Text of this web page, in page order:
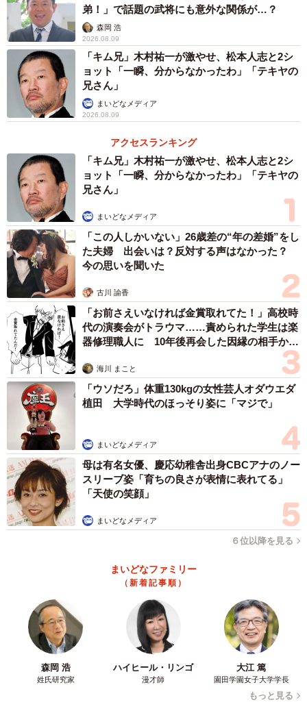
弟！」で話題の武将にも意外な関係が…？
森岡 浩
2026.08.09
「キム兄」木村祐一が激やせ、松本人志と2シ
ョット「一瞬、分からなかったわ」「テキヤの
兄さん」
まいどなメディア
2026.08.09
アクセスランキング
「キム兄」木村祐一が激やせ、松本人志と2シ
ョット「一瞬、分からなかったわ」「テキヤの
兄さん」
まいどなメディア
「この人しかいない」26歳差の“年の差婚”をし
た夫婦 出会いは？反対する声はなかった？
今の思いを聞いた
古川 諭香
「お前さえいなければ金賞取れてた！」高校時
代の演奏会がトラウマ……責められた学生は楽
器修理職人に 10年後再会した因縁の相手から
海川 まこと
「ウソだろ」体重130kgの女性芸人オダウエダ
植田 大学時代のほっそり姿に「マジで」
まいどなメディア
母は有名女優、慶応幼稚舎出身CBCアナのノー
スリーブ姿「育ちの良さが表情に表れてる」
「天使の笑顔」
まいどなメディア
６位以降を見る
まいどなファミリー
（新着記事順）
森岡 浩
姓氏研究家
ハイヒール・リンゴ
漫才師
大江 篤
園田学園女子大学学長
もっと見る